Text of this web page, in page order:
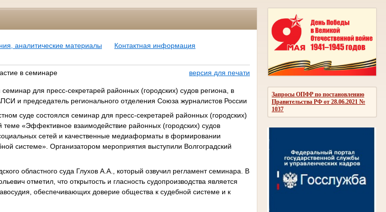
Запросы ОПФР по постановлению
Правительства РФ от 28.06.2021 №
1037
аналитические материалы
Контактная информация
в семинаре
версия для печати
для пресс-секретарей районных (городских) судов региона, в
и председатель регионального отделения Союза журналистов России
суде состоялся семинар для пресс-секретарей районных (городских)
теме «Эффективное взаимодействие районных (городских) судов
сетей и качественные медиаформаты в формировании
системе». Организатором мероприятия выступили Волгоградский
областного суда Глухов А.А., который озвучил регламент семинара. В
отметил, что открытость и гласность судопроизводства является
обеспечивающих доверие общества к судебной системе и к